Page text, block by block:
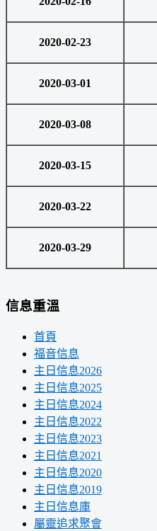
2020-02-23
2020-03-01
2020-03-08
2020-03-15
2020-03-22
2020-03-29
信息重溫
首頁
福音信息
主日信息2026
主日信息2025
主日信息2024
主日信息2022
主日信息2023
主日信息2021
主日信息2020
主日信息2019
主日信息庫
屬靈追求聚會